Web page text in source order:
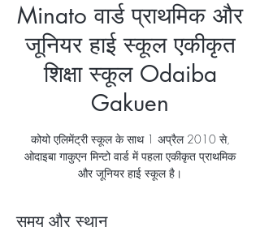
Minato वार्ड प्राथमिक और
जूनियर हाई स्कूल एकीकृत
शिक्षा स्कूल Odaiba
Gakuen
कोयो एलिमेंट्री स्कूल के साथ 1 अप्रैल 2010 से,
ओदाइबा गाकुएन मिन्टो वार्ड में पहला एकीकृत प्राथमिक
और जूनियर हाई स्कूल है।
समय और स्थान